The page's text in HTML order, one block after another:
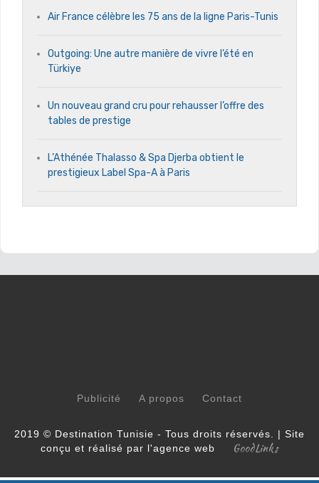
Air France célèbre les 75 ans de la ligne Paris-Tunis
Outgoing: Une autre manière de vivre l’été en
Türkiye
Un nouveau grand cru pour rehausser l’offre des
tables de prestige
L’Athénée Thalasso & Spa Djerba obtient le
prestigieux Label Spa-A à Paris
Publicité A propos Contact
2019 © Destination Tunisie - Tous droits réservés. | Site
conçu et réalisé par l'agence web
GoodLinks